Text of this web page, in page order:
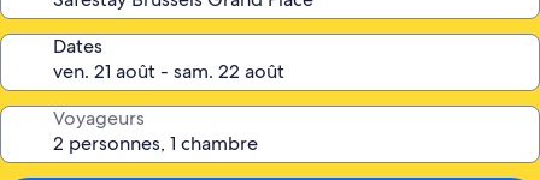
Dates
Voyageurs